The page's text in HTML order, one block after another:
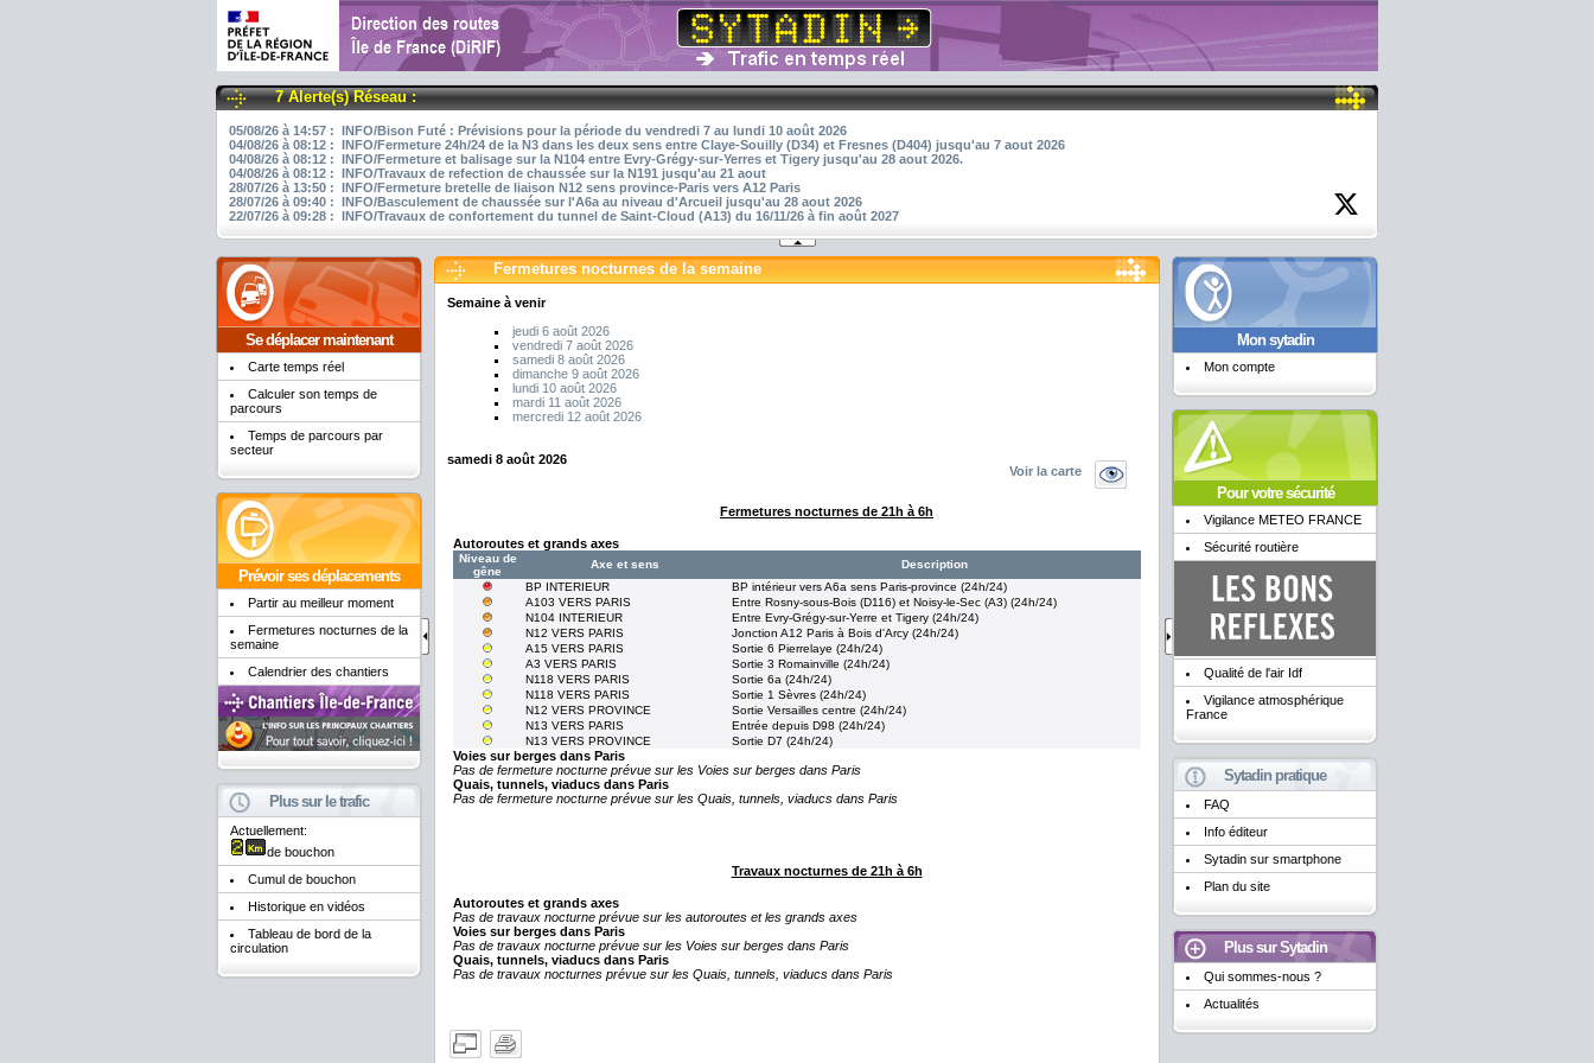
7 Alerte(s) Réseau :
05/08/26 à 14:57 : INFO/Bison Futé : Prévisions pour la période du vendredi 7 au lundi 10 août 2026
04/08/26 à 08:12 : INFO/Fermeture 24h/24 de la N3 dans les deux sens entre Claye-Souilly (D34) et Fresnes (D404) jusqu'au 7 aout 2026
04/08/26 à 08:12 : INFO/Fermeture et balisage sur la N104 entre Evry-Grégy-sur-Yerres et Tigery jusqu'au 28 aout 2026.
04/08/26 à 08:12 : INFO/Travaux de refection de chaussée sur la N191 jusqu'au 21 aout
28/07/26 à 13:50 : INFO/Fermeture bretelle de liaison N12 sens province-Paris vers A12 Paris
28/07/26 à 09:40 : INFO/Basculement de chaussée sur l'A6a au niveau d'Arcueil jusqu'au 28 aout 2026
22/07/26 à 09:28 : INFO/Travaux de confortement du tunnel de Saint-Cloud (A13) du 16/11/26 à fin août 2027
Se déplacer maintenant
Carte temps réel
Calculer son temps de
parcours
Temps de parcours par
secteur
Prévoir ses déplacements
Partir au meilleur moment
Fermetures nocturnes de la
semaine
Calendrier des chantiers
Plus sur le trafic
Actuellement:
de bouchon
Cumul de bouchon
Historique en vidéos
Tableau de bord de la
circulation
Mon sytadin
Mon compte
Pour votre sécurité
Vigilance METEO FRANCE
Sécurité routière
Qualité de l'air Idf
Vigilance atmosphérique
France
Sytadin pratique
FAQ
Info éditeur
Sytadin sur smartphone
Plan du site
Plus sur Sytadin
Qui sommes-nous ?
Actualités
Fermetures nocturnes de la semaine
Semaine à venir
jeudi 6 août 2026
vendredi 7 août 2026
samedi 8 août 2026
dimanche 9 août 2026
lundi 10 août 2026
mardi 11 août 2026
mercredi 12 août 2026
samedi 8 août 2026
Voir la carte
Fermetures nocturnes de 21h à 6h
Autoroutes et grands axes
Niveau de
gêne
Axe et sens
Description
BP INTERIEUR
BP intérieur vers A6a sens Paris-province (24h/24)
A103 VERS PARIS
Entre Rosny-sous-Bois (D116) et Noisy-le-Sec (A3) (24h/24)
N104 INTERIEUR
Entre Evry-Grégy-sur-Yerre et Tigery (24h/24)
N12 VERS PARIS
Jonction A12 Paris à Bois d'Arcy (24h/24)
A15 VERS PARIS
Sortie 6 Pierrelaye (24h/24)
A3 VERS PARIS
Sortie 3 Romainville (24h/24)
N118 VERS PARIS
Sortie 6a (24h/24)
N118 VERS PARIS
Sortie 1 Sèvres (24h/24)
N12 VERS PROVINCE
Sortie Versailles centre (24h/24)
N13 VERS PARIS
Entrée depuis D98 (24h/24)
N13 VERS PROVINCE
Sortie D7 (24h/24)
Voies sur berges dans Paris
Pas de fermeture nocturne prévue sur les Voies sur berges dans Paris
Quais, tunnels, viaducs dans Paris
Pas de fermeture nocturne prévue sur les Quais, tunnels, viaducs dans Paris
Travaux nocturnes de 21h à 6h
Autoroutes et grands axes
Pas de travaux nocturne prévue sur les autoroutes et les grands axes
Voies sur berges dans Paris
Pas de travaux nocturne prévue sur les Voies sur berges dans Paris
Quais, tunnels, viaducs dans Paris
Pas de travaux nocturnes prévue sur les Quais, tunnels, viaducs dans Paris